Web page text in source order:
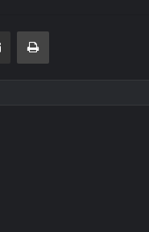
E-Posta ile paylaş Yazdır